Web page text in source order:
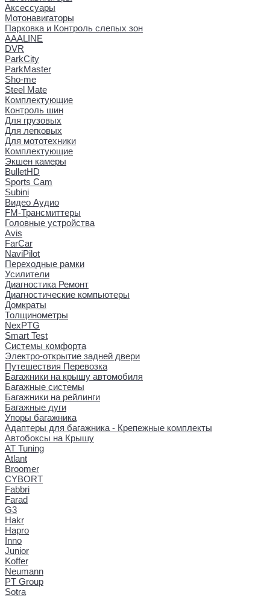
Аксессуары
Мотонавигаторы
Парковка и Контроль слепых зон
AAALINE
DVR
ParkCity
ParkMaster
Sho-me
Steel Mate
Комплектующие
Контроль шин
Для грузовых
Для легковых
Для мототехники
Комплектующие
Экшен камеры
BulletHD
Sports Cam
Subini
Видео Аудио
FM-Трансмиттеры
Головные устройства
Avis
FarCar
NaviPilot
Переходные рамки
Усилители
Диагностика Ремонт
Диагностические компьютеры
Домкраты
Толщинометры
NexPTG
Smart Test
Системы комфорта
Электро-открытие задней двери
Путешествия Перевозка
Багажники на крышу автомобиля
Багажные системы
Багажники на рейлинги
Багажные дуги
Упоры багажника
Адаптеры для багажника - Крепежные комплекты
Автобоксы на Крышу
AT Tuning
Atlant
Broomer
CYBORT
Fabbri
Farad
G3
Hakr
Hapro
Inno
Junior
Koffer
Neumann
PT Group
Sotra